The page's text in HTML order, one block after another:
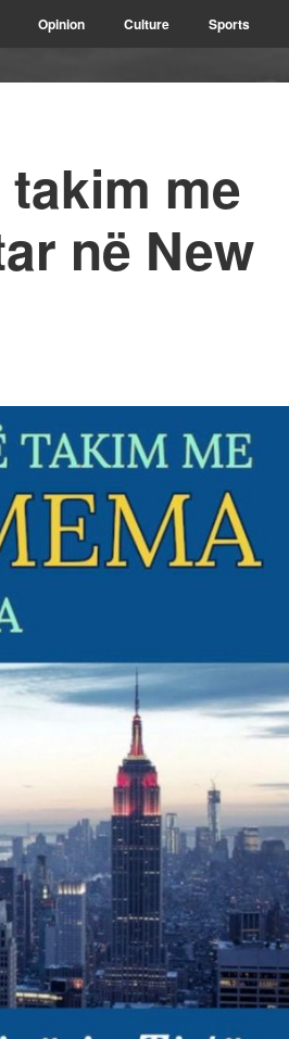
Opinion Culture Sports
me
në New